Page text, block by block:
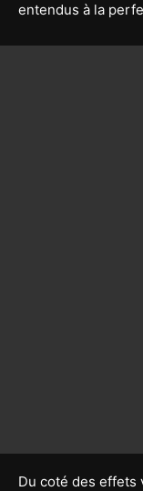
entendus à la
Du coté des effets